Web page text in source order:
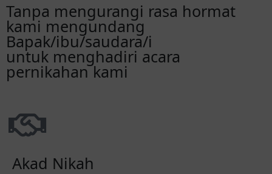
Tanpa mengurangi rasa hormat
kami mengundang
Bapak/ibu/saudara/i
untuk menghadiri acara
pernikahan kami
Akad Nikah